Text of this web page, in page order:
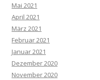
Mai 2021
April 2021
März 2021
Februar 2021
Januar 2021
Dezember 2020
November 2020